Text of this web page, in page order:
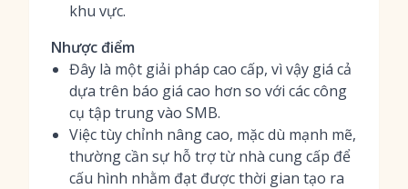
khu vực.
Nhược điểm
Đây là một giải pháp cao cấp, vì vậy giá cả
dựa trên báo giá cao hơn so với các công
cụ tập trung vào SMB.
Việc tùy chỉnh nâng cao, mặc dù mạnh mẽ,
thường cần sự hỗ trợ từ nhà cung cấp để
cấu hình nhằm đạt được thời gian tạo ra